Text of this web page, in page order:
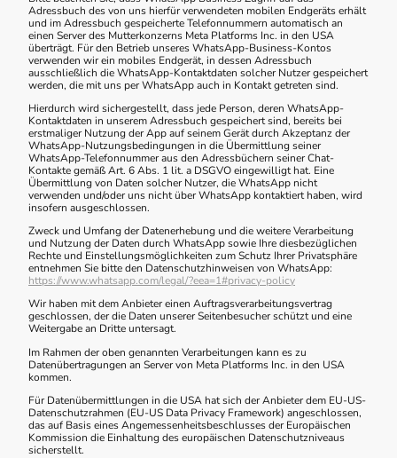
Adressbuch des von uns hierfür verwendeten mobilen Endgeräts erhält
und im Adressbuch gespeicherte Telefonnummern automatisch an
einen Server des Mutterkonzerns Meta Platforms Inc. in den USA
überträgt. Für den Betrieb unseres WhatsApp-Business-Kontos
verwenden wir ein mobiles Endgerät, in dessen Adressbuch
ausschließlich die WhatsApp-Kontaktdaten solcher Nutzer gespeichert
werden, die mit uns per WhatsApp auch in Kontakt getreten sind.
Hierdurch wird sichergestellt, dass jede Person, deren WhatsApp-
Kontaktdaten in unserem Adressbuch gespeichert sind, bereits bei
erstmaliger Nutzung der App auf seinem Gerät durch Akzeptanz der
WhatsApp-Nutzungsbedingungen in die Übermittlung seiner
WhatsApp-Telefonnummer aus den Adressbüchern seiner Chat-
Kontakte gemäß Art. 6 Abs. 1 lit. a DSGVO eingewilligt hat. Eine
Übermittlung von Daten solcher Nutzer, die WhatsApp nicht
verwenden und/oder uns nicht über WhatsApp kontaktiert haben, wird
insofern ausgeschlossen.
Zweck und Umfang der Datenerhebung und die weitere Verarbeitung
und Nutzung der Daten durch WhatsApp sowie Ihre diesbezüglichen
Rechte und Einstellungsmöglichkeiten zum Schutz Ihrer Privatsphäre
entnehmen Sie bitte den Datenschutzhinweisen von WhatsApp:
https://www.whatsapp.com/legal/?eea=1#privacy-policy
Wir haben mit dem Anbieter einen Auftragsverarbeitungsvertrag
geschlossen, der die Daten unserer Seitenbesucher schützt und eine
Weitergabe an Dritte untersagt.
Im Rahmen der oben genannten Verarbeitungen kann es zu
Datenübertragungen an Server von Meta Platforms Inc. in den USA
kommen.
Für Datenübermittlungen in die USA hat sich der Anbieter dem EU-US-
Datenschutzrahmen (EU-US Data Privacy Framework) angeschlossen,
das auf Basis eines Angemessenheitsbeschlusses der Europäischen
Kommission die Einhaltung des europäischen Datenschutzniveaus
sicherstellt.